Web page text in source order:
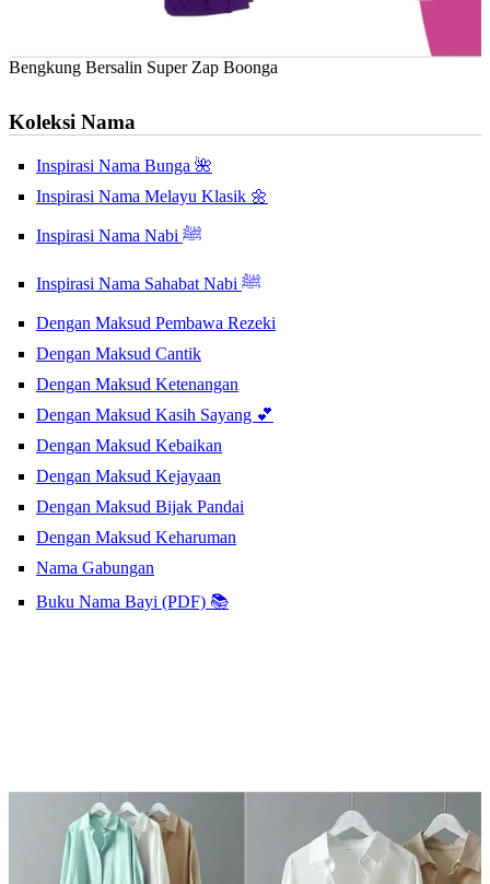
Bengkung Bersalin Super Zap Boonga
Koleksi Nama
Inspirasi Nama Bunga 🌺
Inspirasi Nama Melayu Klasik 🌼
Inspirasi Nama Nabi ﷺ
Inspirasi Nama Sahabat Nabi ﷺ
Dengan Maksud Pembawa Rezeki
Dengan Maksud Cantik
Dengan Maksud Ketenangan
Dengan Maksud Kasih Sayang 💕
Dengan Maksud Kebaikan
Dengan Maksud Kejayaan
Dengan Maksud Bijak Pandai
Dengan Maksud Keharuman
Nama Gabungan
Buku Nama Bayi (PDF) 📚